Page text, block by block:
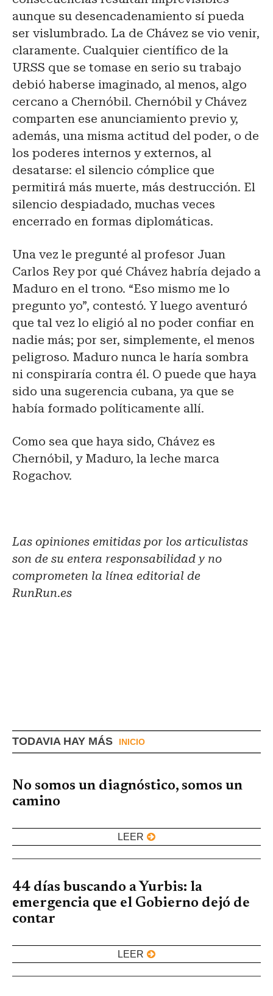
aunque su desencadenamiento sí pueda
ser vislumbrado. La de Chávez se vio venir,
claramente. Cualquier científico de la
URSS que se tomase en serio su trabajo
debió haberse imaginado, al menos, algo
cercano a Chernóbil. Chernóbil y Chávez
comparten ese anunciamiento previo y,
además, una misma actitud del poder, o de
los poderes internos y externos, al
desatarse: el silencio cómplice que
permitirá más muerte, más destrucción. El
silencio despiadado, muchas veces
encerrado en formas diplomáticas.
Una vez le pregunté al profesor Juan
Carlos Rey por qué Chávez habría dejado a
Maduro en el trono. “Eso mismo me lo
pregunto yo”, contestó. Y luego aventuró
que tal vez lo eligió al no poder confiar en
nadie más; por ser, simplemente, el menos
peligroso. Maduro nunca le haría sombra
ni conspiraría contra él. O puede que haya
sido una sugerencia cubana, ya que se
había formado políticamente allí.
Como sea que haya sido, Chávez es
Chernóbil, y Maduro, la leche marca
Rogachov.
Las opiniones emitidas por los articulistas
son de su entera responsabilidad y no
comprometen la línea editorial de
RunRun.es
TODAVIA HAY MÁS INICIO
No somos un diagnóstico, somos un
camino
LEER
44 días buscando a Yurbis: la
emergencia que el Gobierno dejó de
contar
LEER